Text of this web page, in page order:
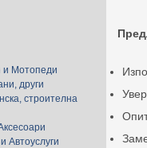
и Мотопеди
други
строителна
Автоуслуги